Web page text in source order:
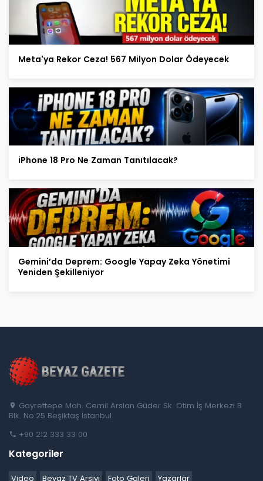
Meta'ya Rekor Ceza! 567 Milyon Dolar Ödeyecek
iPhone 18 Pro Ne Zaman Tanıtılacak?
Gemini’da Deprem: Google Yapay Zeka Yönetimi
Yeniden Şekilleniyor
Gayrettepe Mah. Cemil Arslan Güder Sk. Otim İş Merkezi B
Blk. No:25 Beşiktaş İstanbul
+90 212 333 33 00
Kategoriler
Video Beyaz TV Arşivi Foto Galeri
Yazarlar